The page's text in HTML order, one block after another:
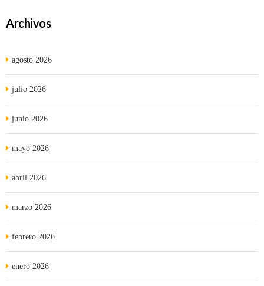
Archivos
agosto 2026
julio 2026
junio 2026
mayo 2026
abril 2026
marzo 2026
febrero 2026
enero 2026